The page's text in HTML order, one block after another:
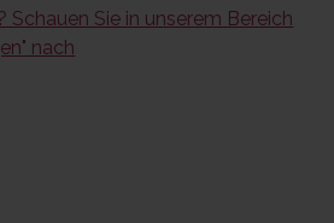
Schauen Sie in unserem Bereich
nach